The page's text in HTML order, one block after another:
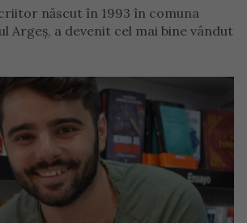
născut în 1993 în comuna
Argeș, a devenit cel mai bine vândut